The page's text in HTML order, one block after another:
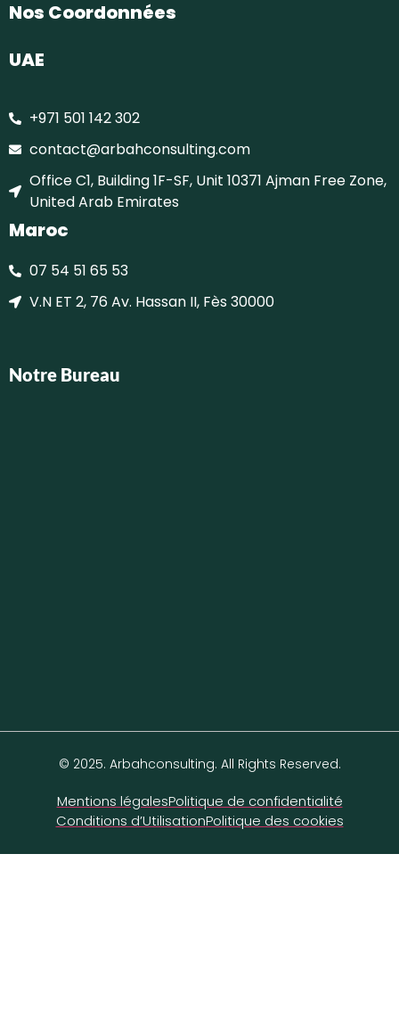
Nos Coordonnées
UAE
+971 501 142 302
contact@arbahconsulting.com
Office C1, Building 1F-SF, Unit 10371 Ajman Free Zone,
United Arab Emirates
Maroc
07 54 51 65 53
V.N ET 2, 76 Av. Hassan II, Fès 30000
Notre Bureau
© 2025. Arbahconsulting. All Rights Reserved.
Mentions légalesPolitique de confidentialité
Conditions d’UtilisationPolitique des cookies